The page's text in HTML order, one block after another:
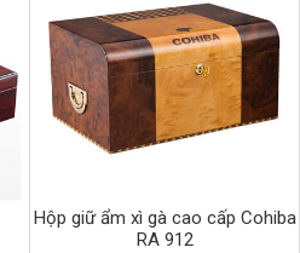
Hộp giữ ẩm xì gà cao cấp Cohiba
RA 912